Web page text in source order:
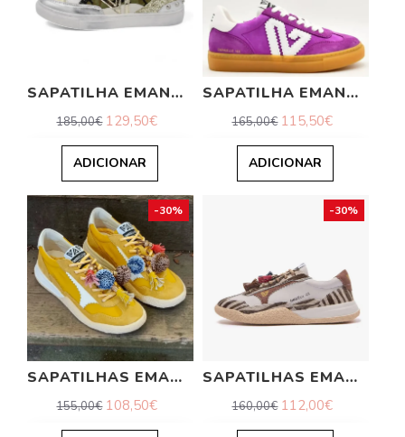
SAPATILHA EMANUELLE VEE
185,00€ 129,50€
ADICIONAR
SAPATILHA EMANUELLE VEE
165,00€ 115,50€
ADICIONAR
-30%
SAPATILHAS EMANUELLE VEE
155,00€ 108,50€
-30%
SAPATILHAS EMANUELLE VEE
160,00€ 112,00€